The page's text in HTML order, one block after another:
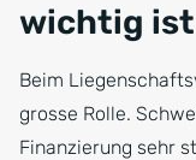
wichtig ist
Beim
grosse Rolle.
Finanzierung sehr